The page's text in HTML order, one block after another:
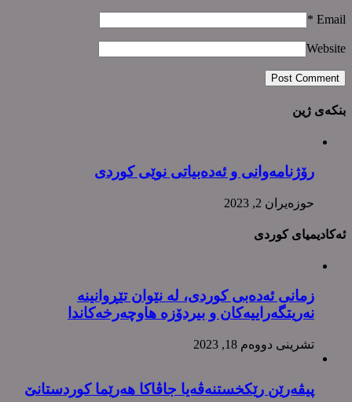
Email
*
Website
بنکەی ژین
رۆژنامەوانی و ئەدەبیاتی نوێی کوردی
حوزه‌یران 2, 2023
ئەکادیمیای کوردی
زمانی ئەدەبی کوردی، لە نێوان تێڕوانینە
نەریتگەراییەکان و بیردۆزە هاوچەرخەکاندا
تشرینی دووه‌م 18, 2023
پیڤەرێن رێکخستنەڤەیا جاڤاکا هەرێما کوردستانێ